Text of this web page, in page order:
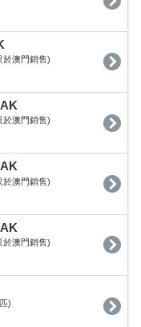
於澳門銷售)
於澳門銷售)
於澳門銷售)
於澳門銷售)
)